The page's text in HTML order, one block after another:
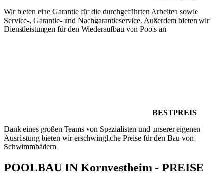
Wir bieten eine Garantie für die durchgeführten Arbeiten sowie
Service-, Garantie- und Nachgarantieservice. Außerdem bieten wir
Dienstleistungen für den Wiederaufbau von Pools an
BESTPREIS
Dank eines großen Teams von Spezialisten und unserer eigenen
Ausrüstung bieten wir erschwingliche Preise für den Bau von
Schwimmbädern
POOLBAU IN Kornvestheim - PREISE